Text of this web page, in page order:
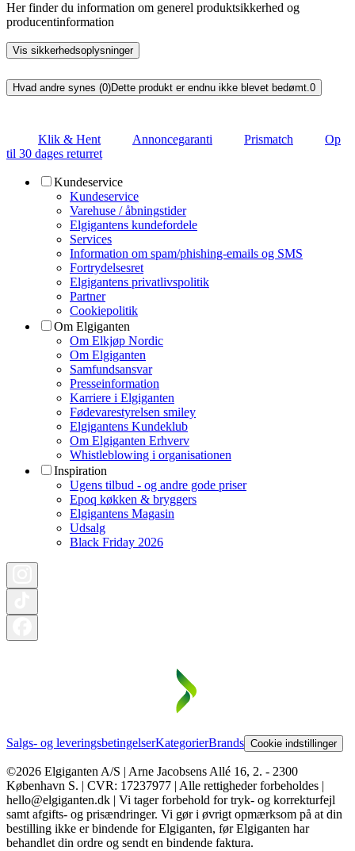
Her finder du information om generel produktsikkerhed og
producentinformation
Vis sikkerhedsoplysninger
Hvad andre synes (0)Dette produkt er endnu ikke blevet bedømt.0
Klik & Hent Annoncegaranti Prismatch
Op
til 30 dages returret
Kundeservice
Kundeservice
Varehuse / åbningstider
Elgigantens kundefordele
Services
Information om spam/phishing-emails og SMS
Fortrydelsesret
Elgigantens privatlivspolitik
Partner
Cookiepolitik
Om Elgiganten
Om Elkjøp Nordic
Om Elgiganten
Samfundsansvar
Presseinformation
Karriere i Elgiganten
Fødevarestyrelsen smiley
Elgigantens Kundeklub
Om Elgiganten Erhverv
Whistleblowing i organisationen
Inspiration
Ugens tilbud - og andre gode priser
Epoq køkken & bryggers
Elgigantens Magasin
Udsalg
Black Friday 2026
Salgs- og leveringsbetingelserKategorierBrands Cookie indstillinger
©2026 Elgiganten A/S | Arne Jacobsens Allé 16, 2. - 2300
København S. | CVR: 17237977 | Alle rettigheder forbeholdes |
hello@elgiganten.dk | Vi tager forbehold for tryk- og korrekturfejl
samt afgifts- og prisændringer. Vi gør i øvrigt opmærksom på at din
bestilling ikke er bindende for Elgiganten, før Elgiganten har
behandlet din ordre og sendt en bindende faktura.